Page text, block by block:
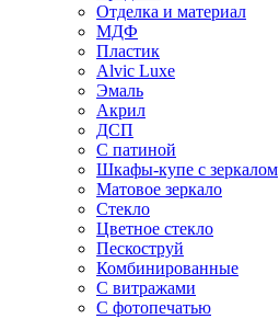
Отделка и материал
МДФ
Пластик
Alvic Luxe
Эмаль
Акрил
ДСП
С патиной
Шкафы-купе с зеркалом
Матовое зеркало
Стекло
Цветное стекло
Пескоструй
Комбинированные
С витражами
С фотопечатью